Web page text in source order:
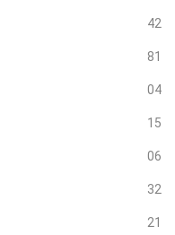
42
81
04
15
06
32
21